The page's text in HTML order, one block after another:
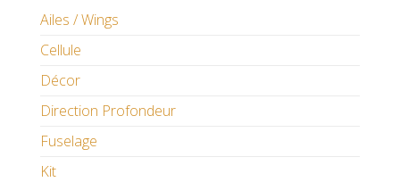
Ailes / Wings
Cellule
Décor
Direction Profondeur
Fuselage
Kit